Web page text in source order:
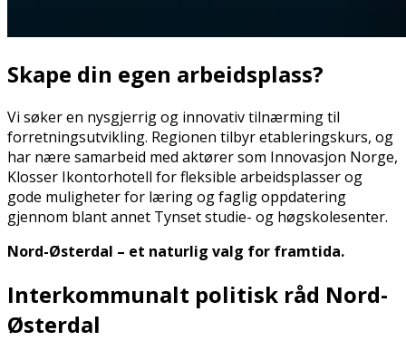
Skape din egen arbeidsplass?
Vi søker en nysgjerrig og innovativ tilnærming til
forretningsutvikling. Regionen tilbyr etableringskurs, og
har nære samarbeid med aktører som Innovasjon Norge,
Klosser Ikontorhotell for fleksible arbeidsplasser og
gode muligheter for læring og faglig oppdatering
gjennom blant annet Tynset studie- og høgskolesenter.
Nord-Østerdal – et naturlig valg for framtida.
Interkommunalt politisk råd Nord-
Østerdal